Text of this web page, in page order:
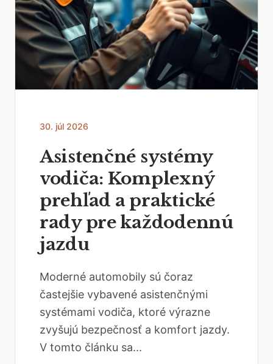
30. júl 2026
Asistenčné systémy
vodiča: Komplexný
prehľad a praktické
rady pre každodennú
jazdu
Moderné automobily sú čoraz
častejšie vybavené asistenčnými
systémami vodiča, ktoré výrazne
zvyšujú bezpečnosť a komfort jazdy.
V tomto článku sa...